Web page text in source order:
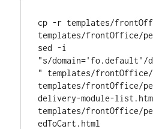
cp -r templates/
templates/frontOffice/
sed -i
"s/domain='fo.default'/
" templates/
templates/frontOffice/
delivery-module-
templates/frontOffice/
edToCart.html